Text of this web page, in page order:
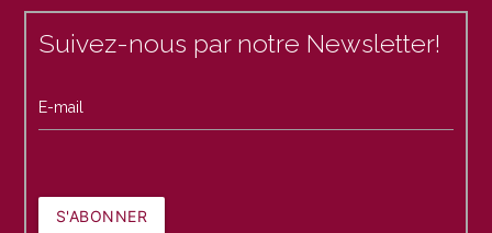
Suivez-nous par notre Newsletter!
E-mail
S'ABONNER